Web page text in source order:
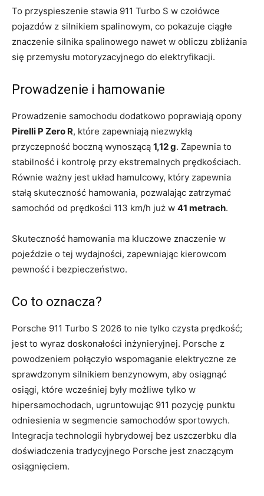
To przyspieszenie stawia 911 Turbo S w czołówce
pojazdów z silnikiem spalinowym, co pokazuje ciągłe
znaczenie silnika spalinowego nawet w obliczu zbliżania
się przemysłu motoryzacyjnego do elektryfikacji.
Prowadzenie i hamowanie
Prowadzenie samochodu dodatkowo poprawiają opony
Pirelli P Zero R, które zapewniają niezwykłą
przyczepność boczną wynoszącą 1,12 g. Zapewnia to
stabilność i kontrolę przy ekstremalnych prędkościach.
Równie ważny jest układ hamulcowy, który zapewnia
stałą skuteczność hamowania, pozwalając zatrzymać
samochód od prędkości 113 km/h już w 41 metrach.
Skuteczność hamowania ma kluczowe znaczenie w
pojeździe o tej wydajności, zapewniając kierowcom
pewność i bezpieczeństwo.
Co to oznacza?
Porsche 911 Turbo S 2026 to nie tylko czysta prędkość;
jest to wyraz doskonałości inżynieryjnej. Porsche z
powodzeniem połączyło wspomaganie elektryczne ze
sprawdzonym silnikiem benzynowym, aby osiągnąć
osiągi, które wcześniej były możliwe tylko w
hipersamochodach, ugruntowując 911 pozycję punktu
odniesienia w segmencie samochodów sportowych.
Integracja technologii hybrydowej bez uszczerbku dla
doświadczenia tradycyjnego Porsche jest znaczącym
osiągnięciem.